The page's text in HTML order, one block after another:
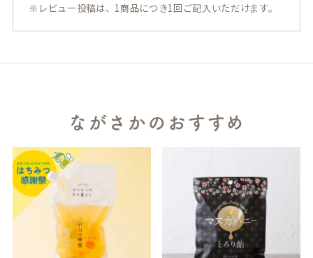
※レビュー投稿は、1商品につき1回ご記入いただけます。
ながさかのおすすめ